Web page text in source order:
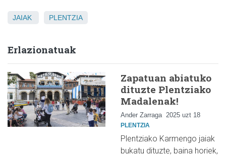
JAIAK PLENTZIA
Erlazionatuak
Zapatuan abiatuko
dituzte Plentziako
Madalenak!
Ander Zarraga 2025 uzt 18
PLENTZIA
Plentziako Karmengo jaiak
bukatu dituzte, baina horiek,